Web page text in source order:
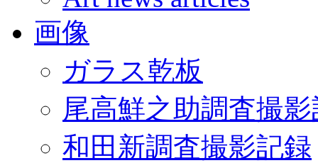
画像
ガラス乾板
尾高鮮之助調査撮
和田新調査撮影記録